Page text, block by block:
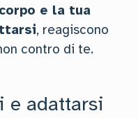
e la tua
, reagiscono
contro di te.
e adattarsi